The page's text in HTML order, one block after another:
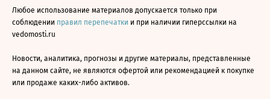
Любое использование материалов допускается только при
соблюдении правил перепечатки и при наличии гиперссылки на
vedomosti.ru
Новости, аналитика, прогнозы и другие материалы, представленные
на данном сайте, не являются офертой или рекомендацией к покупке
или продаже каких-либо активов.